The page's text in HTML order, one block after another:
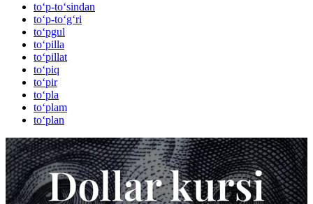
to‘p-to‘sindan
to‘p-to‘g‘ri
to‘pgul
to‘pilla
to‘pillat
to‘piq
to‘pir
to‘pla
to‘plam
to‘plan